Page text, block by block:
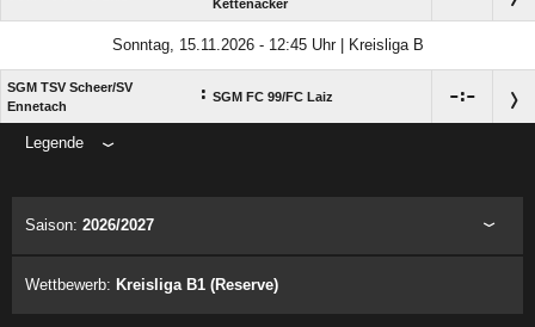
Kettenacker
Sonntag, 15.11.2026 - 12:45 Uhr | Kreisliga B
SGM TSV Scheer/​SV
Ennetach
: SGM FC 99/​FC Laiz :
Legende
Saison: 2026/2027
Wettbewerb: Kreisliga B1 (Reserve)